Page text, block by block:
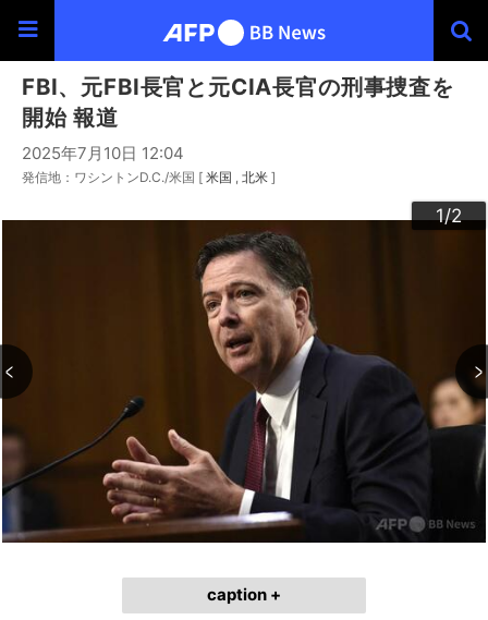
FBI、元FBI長官と元CIA長官の刑事捜査を
開始 報道
2025年7月10日 12:04
発信地：ワシントンD.C./米国 [ 米国 北米 ]
1/2
2/2
caption +